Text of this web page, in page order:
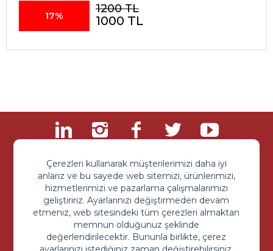
17%
1200 TL
1000 TL
Çerezleri kullanarak müşterilerimizi daha iyi
anlarız ve bu sayede web sitemizi, ürünlerimizi,
hizmetlerimizi ve pazarlama çalışmalarımızı
geliştiririz. Ayarlarınızı değiştirmeden devam
etmeniz, web sitesindeki tüm çerezleri almaktan
memnun olduğunuz şeklinde
değerlendirilecektir. Bununla birlikte, çerez
Sipariş ve Sorularınız İçin
+90 850 203 9093